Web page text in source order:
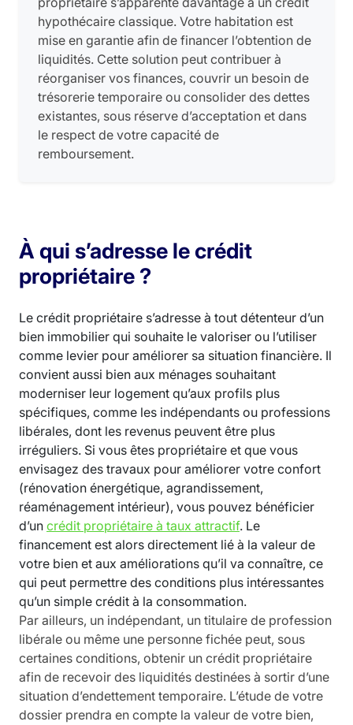
hypothécaire classique. Votre habitation est
mise en garantie afin de financer l’obtention de
liquidités. Cette solution peut contribuer à
réorganiser vos finances, couvrir un besoin de
trésorerie temporaire ou consolider des dettes
existantes, sous réserve d’acceptation et dans
le respect de votre capacité de
remboursement.
À qui s’adresse le crédit
propriétaire ?
Le crédit propriétaire s’adresse à tout détenteur d’un
bien immobilier qui souhaite le valoriser ou l’utiliser
comme levier pour améliorer sa situation financière. Il
convient aussi bien aux ménages souhaitant
moderniser leur logement qu’aux profils plus
spécifiques, comme les indépendants ou professions
libérales, dont les revenus peuvent être plus
irréguliers. Si vous êtes propriétaire et que vous
envisagez des travaux pour améliorer votre confort
(rénovation énergétique, agrandissement,
réaménagement intérieur), vous pouvez bénéficier
d’un crédit propriétaire à taux attractif. Le
financement est alors directement lié à la valeur de
votre bien et aux améliorations qu’il va connaître, ce
qui peut permettre des conditions plus intéressantes
qu’un simple crédit à la consommation.
Par ailleurs, un indépendant, un titulaire de profession
libérale ou même une personne fichée peut, sous
certaines conditions, obtenir un crédit propriétaire
afin de recevoir des liquidités destinées à sortir d’une
situation d’endettement temporaire. L’étude de votre
dossier prendra en compte la valeur de votre bien,